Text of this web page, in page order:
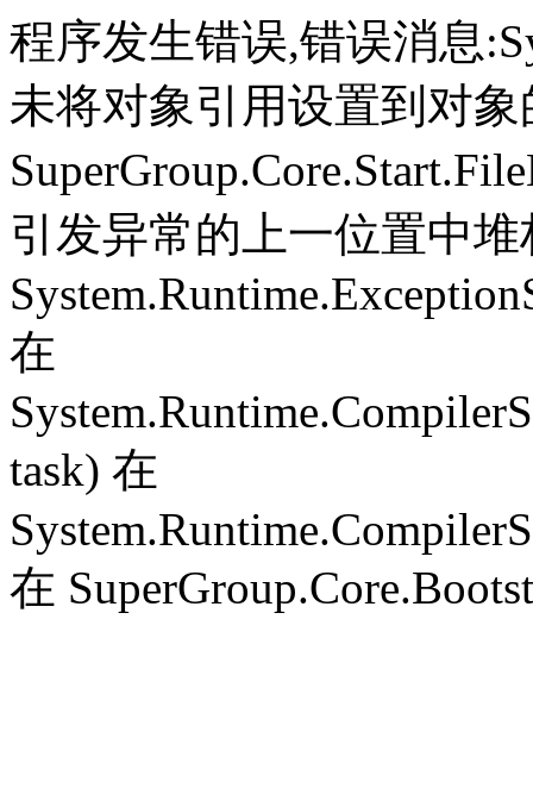
程序发生错误,错误消息
未将对象引用设置到对
引发异常的上一位置中
在
task) 在
在